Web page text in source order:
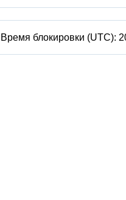
Время блокировки (UTC):